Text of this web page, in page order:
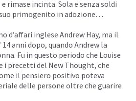
rimase incinta. Sola e senza soldi
primogenito in adozione…
d’affari inglese Andrew Hay, ma il
anni dopo, quando Andrew la
Fu in questo periodo che Louise
i precetti del New Thought, che
il pensiero positivo poteva
delle persone oltre che guarire